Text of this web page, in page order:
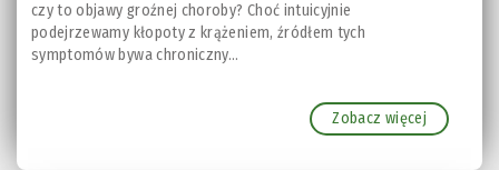
czy to objawy groźnej choroby? Choć intuicyjnie
podejrzewamy kłopoty z krążeniem, źródłem tych
symptomów bywa chroniczny...
Zobacz więcej